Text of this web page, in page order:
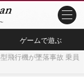
ゲームで遊ぶ
飛行機が墜落事故 乗員